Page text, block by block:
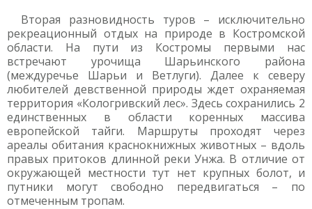
Вторая разновидность туров – исключительно
рекреационный отдых на природе в Костромской
области. На пути из Костромы первыми нас
встречают урочища Шарьинского района
(междуречье Шарьи и Ветлуги). Далее к северу
любителей девственной природы ждет охраняемая
территория «Кологривский лес». Здесь сохранились 2
единственных в области коренных массива
европейской тайги. Маршруты проходят через
ареалы обитания краснокнижных животных – вдоль
правых притоков длинной реки Унжа. В отличие от
окружающей местности тут нет крупных болот, и
путники могут свободно передвигаться – по
отмеченным тропам.